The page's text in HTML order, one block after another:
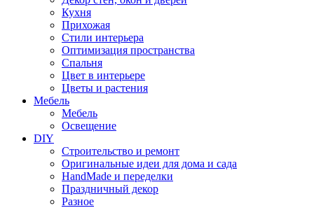
Кухня
Прихожая
Стили интерьера
Оптимизация пространства
Спальня
Цвет в интерьере
Цветы и растения
Мебель
Мебель
Освещение
DIY
Строительство и ремонт
Оригинальные идеи для дома и сада
HandMade и переделки
Праздничный декор
Разное